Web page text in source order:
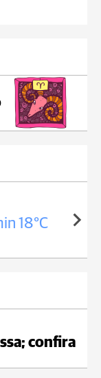
18°C
confira